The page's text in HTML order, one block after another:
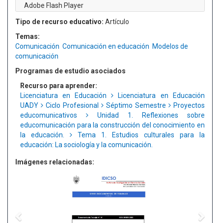
Adobe Flash Player
Tipo de recurso educativo: Artículo
Temas:
Comunicación Comunicación en educación Modelos de
comunicación
Programas de estudio asociados
Recurso para aprender:
Licenciatura en Educación
Licenciatura en Educación
UADY
Ciclo Profesional Séptimo Semestre
Proyectos
educomunicativos
Unidad 1. Reflexiones sobre
educomunicación para la construcción del conocimiento en
la educación.
Tema 1. Estudios culturales para la
educación: La sociología y la comunicación.
Imágenes relacionadas: